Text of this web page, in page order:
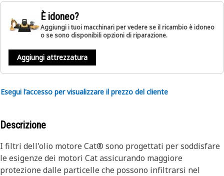
È idoneo?
Aggiungi i tuoi macchinari per vedere se il ricambio è idoneo
o se sono disponibili opzioni di riparazione.
Aggiungi attrezzatura
Esegui l'accesso per visualizzare il prezzo del cliente
Descrizione
I filtri dell'olio motore Cat® sono progettati per soddisfare
le esigenze dei motori Cat assicurando maggiore
protezione dalle particelle che possono infiltrarsi nel